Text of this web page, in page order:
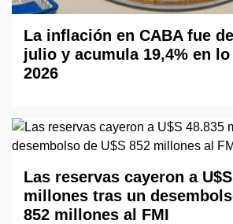
La inflación en CABA fue
julio y acumula 19,4% en
2026
Las reservas cayeron a
millones tras un
852 millones al FMI